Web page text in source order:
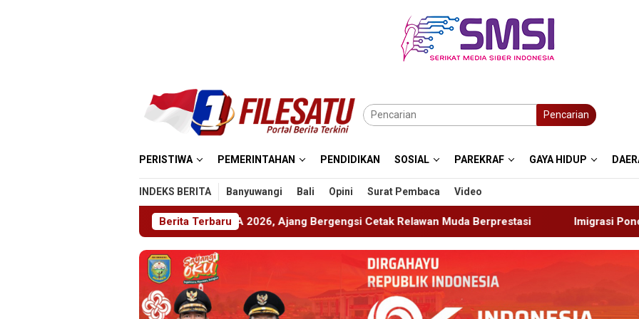
Pencarian
PERISTIWA PEMERINTAHAN PENDIDIKAN SOSIAL PAREKRAF GAYA HIDUP
INDEKS BERITA Banyuwangi Bali Opini Surat Pembaca Video
Berita Terbaru
Gelar ABHINAYA 2026, Ajang Bergengsi Cetak Relawan Muda Berprestasi Imigrasi Ponorogo Deportasi Satu WN